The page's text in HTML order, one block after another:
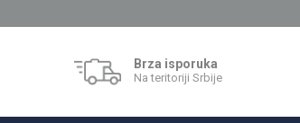
Brza isporuka
Na teritoriji Srbije